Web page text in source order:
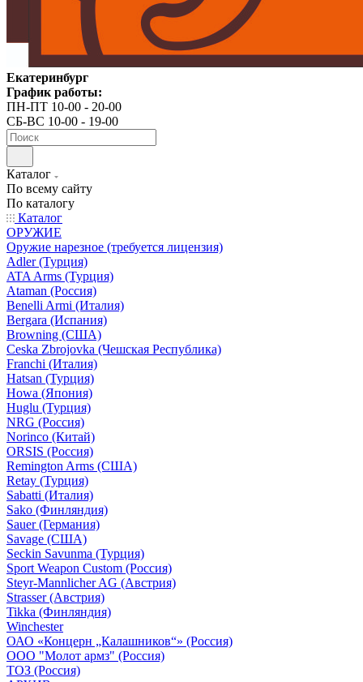
Екатеринбург
График работы:
ПН-ПТ 10-00 - 20-00
СБ-ВС 10-00 - 19-00
Каталог
По всему сайту
По каталогу
Каталог
ОРУЖИЕ
Оружие нарезное (требуется лицензия)
Adler (Турция)
ATA Arms (Турция)
Ataman (Россия)
Benelli Armi (Италия)
Bergara (Испания)
Browning (США)
Ceska Zbrojovka (Чешская Республика)
Franchi (Италия)
Hatsan (Турция)
Howa (Япония)
Huglu (Турция)
NRG (Россия)
Norinco (Китай)
ORSIS (Россия)
Remington Arms (США)
Retay (Турция)
Sabatti (Италия)
Sako (Финляндия)
Sauer (Германия)
Savage (США)
Seckin Savunma (Турция)
Sport Weapon Custom (Россия)
Steyr-Mannlicher AG (Австрия)
Strasser (Австрия)
Tikka (Финляндия)
Winchester
ОАО «Концерн „Калашников“» (Россия)
ООО "Молот армз" (Россия)
ТОЗ (Россия)